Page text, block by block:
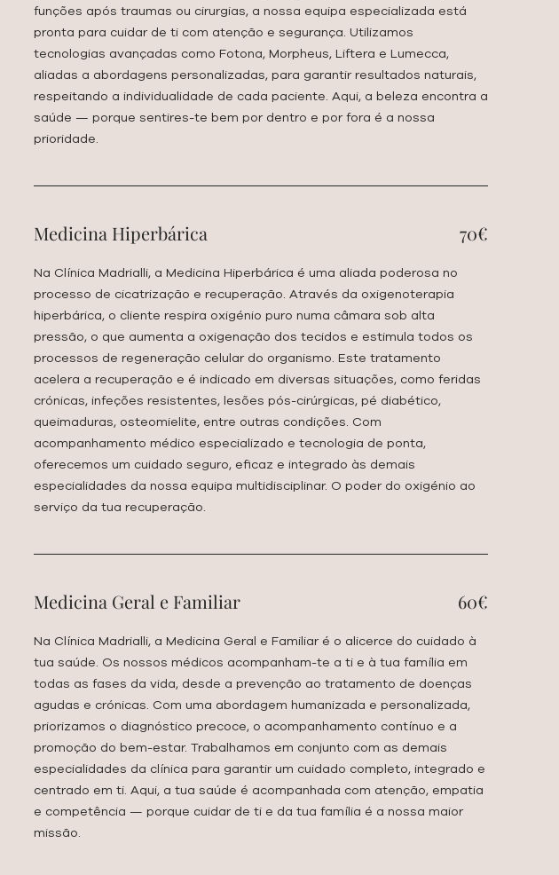
funções após traumas ou cirurgias, a nossa equipa especializada está
pronta para cuidar de ti com atenção e segurança. Utilizamos
tecnologias avançadas como Fotona, Morpheus, Liftera e Lumecca,
aliadas a abordagens personalizadas, para garantir resultados naturais,
respeitando a individualidade de cada paciente. Aqui, a beleza encontra a
saúde — porque sentires-te bem por dentro e por fora é a nossa
prioridade.
Medicina Hiperbárica 70€
Na Clínica Madrialli, a Medicina Hiperbárica é uma aliada poderosa no
processo de cicatrização e recuperação. Através da oxigenoterapia
hiperbárica, o cliente respira oxigénio puro numa câmara sob alta
pressão, o que aumenta a oxigenação dos tecidos e estimula todos os
processos de regeneração celular do organismo. Este tratamento
acelera a recuperação e é indicado em diversas situações, como feridas
crónicas, infeções resistentes, lesões pós-cirúrgicas, pé diabético,
queimaduras, osteomielite, entre outras condições. Com
acompanhamento médico especializado e tecnologia de ponta,
oferecemos um cuidado seguro, eficaz e integrado às demais
especialidades da nossa equipa multidisciplinar. O poder do oxigénio ao
serviço da tua recuperação.
Medicina Geral e Familiar 60€
Na Clínica Madrialli, a Medicina Geral e Familiar é o alicerce do cuidado à
tua saúde. Os nossos médicos acompanham-te a ti e à tua família em
todas as fases da vida, desde a prevenção ao tratamento de doenças
agudas e crónicas. Com uma abordagem humanizada e personalizada,
priorizamos o diagnóstico precoce, o acompanhamento contínuo e a
promoção do bem-estar. Trabalhamos em conjunto com as demais
especialidades da clínica para garantir um cuidado completo, integrado e
centrado em ti. Aqui, a tua saúde é acompanhada com atenção, empatia
e competência — porque cuidar de ti e da tua família é a nossa maior
missão.